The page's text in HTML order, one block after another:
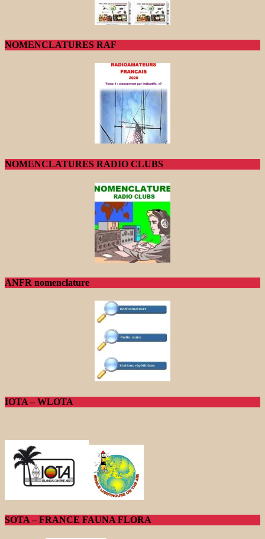
NOMENCLATURES RAF
NOMENCLATURES RADIO CLUBS
ANFR nomenclature
IOTA – WLOTA
SOTA – FRANCE FAUNA FLORA